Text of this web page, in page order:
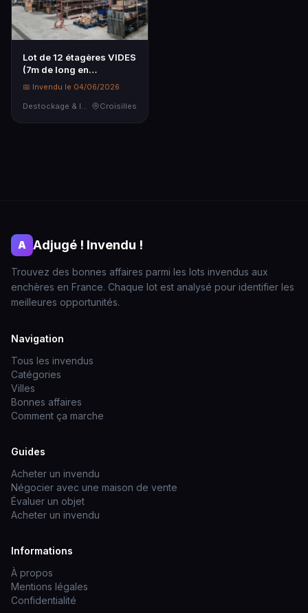
Lot de 12 étagères VIDES
(7m de long en
moyenne), NE SE DÉMO…
📅 Invendu le 04/06/2026
Croisilles
A Adjugé ! Invendu !
Trouvez des bonnes affaires parmi les lots invendus aux
enchères en France. Chaque lot est analysé pour identifier les
meilleures opportunités.
Navigation
Tous les invendus
Catégories
Villes
Bonnes affaires
Comment ça marche
Guides
Acheter un invendu
Négocier avec une maison de vente
Évaluer un objet
Acheter un invendu
Informations
À propos
Mentions légales
Confidentialité